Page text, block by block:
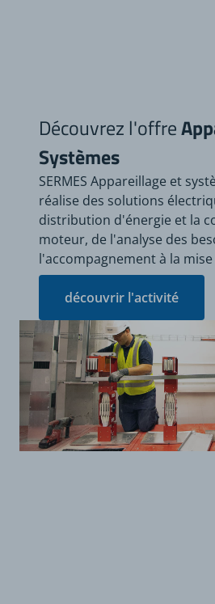
Découvrez l'offre
Systèmes
SERMES Appareillage et
réalise des solutions
distribution d'énergie et la
moteur, de l'analyse des
l'accompagnement à la
découvrir l'activité